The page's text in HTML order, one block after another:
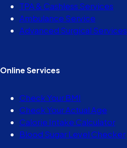
TPA & Cashless Services
Ambulance Service
Advanced Surgical Services
Online Services
Check Your BMI
Check Your Actual Age
Calorie Intake Calculator
Blood Sugar Level Checker